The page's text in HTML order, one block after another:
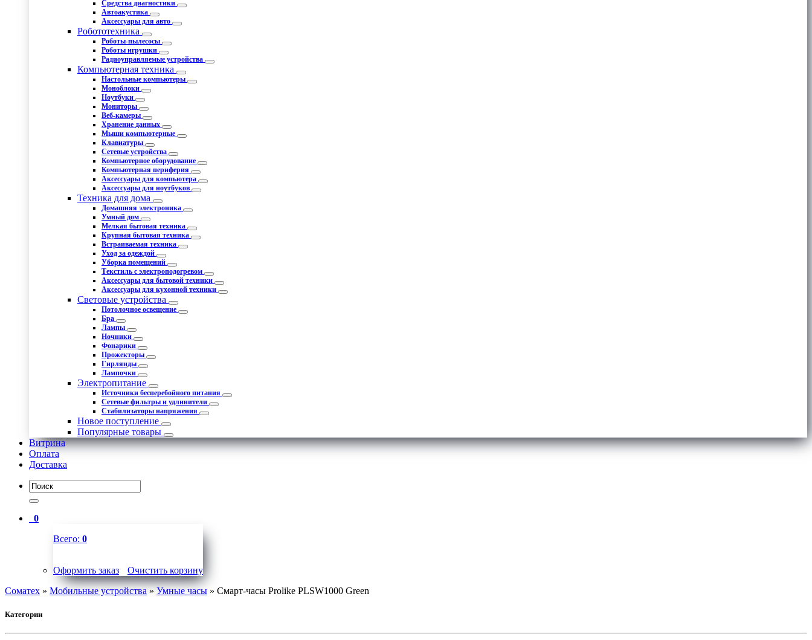
Средства диагностики
Автоакустика
Аксессуары для авто
Робототехника
Роботы-пылесосы
Роботы игрушки
Радиоуправляемые устройства
Компьютерная техника
Настольные компьютеры
Моноблоки
Ноутбуки
Мониторы
Веб-камеры
Хранение данных
Мыши компьютерные
Клавиатуры
Сетевые устройства
Компьютерное оборудование
Компьютерная периферия
Аксессуары для компьютера
Аксессуары для ноутбуков
Техника для дома
Домашняя электроника
Умный дом
Мелкая бытовая техника
Крупная бытовая техника
Встраиваемая техника
Уход за одеждой
Уборка помещений
Текстиль с электроподогревом
Аксессуары для бытовой техники
Аксессуары для кухонной техники
Световые устройства
Потолочное освещение
Бра
Лампы
Ночники
Фонарики
Прожекторы
Гирлянды
Лампочки
Электропитание
Источники бесперебойного питания
Сетевые фильтры и удлинители
Стабилизаторы напряжения
Новое поступление
Популярные товары
Витрина
Оплата
Доставка
0
Всего: 0
Оформить заказ
Очистить корзину
Соматех » Мобильные устройства»Умные часы » Смарт-часы Prolike PLSW1000 Green
Категории